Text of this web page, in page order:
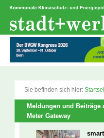
Zum
springen
Sie befinden sich hier:
Meldungen und Beiträge
Meter Gateway